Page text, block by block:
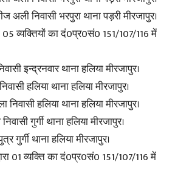
निवासी भरपुरा थाना पड़री मीरजापुर।
05 व्यक्तियों का दं0प्र0सं0 151/107/116 में
इन्द्रनवार थाना हलिया मीरजापुर।
हलिया थाना हलिया मीरजापुर।
हलिया थाना हलिया मीरजापुर।
गुर्गी थाना हलिया मीरजापुर।
गुर्गी थाना हलिया मीरजापुर।
01 व्यक्ति का दं0प्र0सं0 151/107/116 में